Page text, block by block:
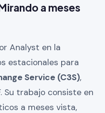
a meses
Analyst en la
estacionales para
Service (C3S),
Su trabajo consiste en
a meses vista,